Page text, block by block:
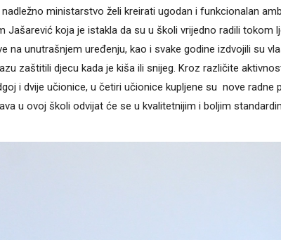
ministarstvo želi kreirati ugodan i funkcionalan
Jašarević koja je istakla da su u školi vrijedno radili
na unutrašnjem uređenju, kao i svake godine izdvojili su
zaštitili djecu kada je kiša ili snijeg. Kroz različite
i dvije učionice, u četiri učionice kupljene su nove radne
u ovoj školi odvijat će se u kvalitetnijim i boljim